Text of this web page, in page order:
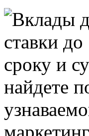
найдете